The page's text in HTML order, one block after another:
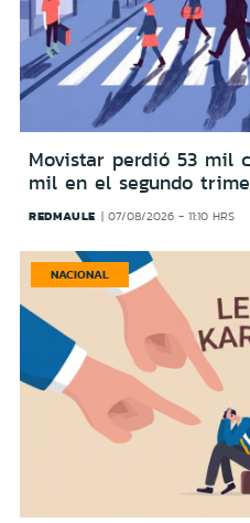
Movistar perdió 53 mil
mil en el segundo
REDMAULE 07/08/2026 - 11:10 HRS
NACIONAL